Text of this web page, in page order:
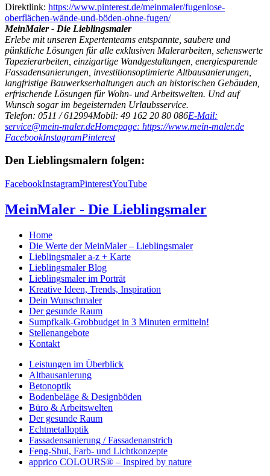
Direktlink: https://www.pinterest.de/meinmaler/fugenlose-
oberflächen-wände-und-böden-ohne-fugen/
MeinMaler - Die Lieblingsmaler
Erlebe mit unseren Expertenteams entspannte, saubere und
pünktliche Lösungen für alle exklusiven Malerarbeiten, sehenswerte
Tapezierarbeiten, einzigartige Wandgestaltungen, energiesparende
Fassadensanierungen, investitionsoptimierte Altbausanierungen,
langfristige Bauwerkserhaltungen auch an historischen Gebäuden,
erfrischende Lösungen für Wohn- und Arbeitswelten. Und auf
Wunsch sogar im begeisternden Urlaubsservice.
Telefon: 0511 / 612994Mobil: 49 162 20 80 086E-Mail:
service@mein-maler.deHomepage: https://www.mein-maler.de
FacebookInstagramPinterest
Den Lieblingsmalern folgen:
FacebookInstagramPinterestYouTube
MeinMaler - Die Lieblingsmaler
Home
Die Werte der MeinMaler – Lieblingsmaler
Lieblingsmaler a-z + Karte
Lieblingsmaler Blog
Lieblingsmaler im Porträt
Kreative Ideen, Trends, Inspiration
Dein Wunschmaler
Der gesunde Raum
Sumpfkalk-Grobbudget in 3 Minuten ermitteln!
Stellenangebote
Kontakt
Leistungen im Überblick
Altbausanierung
Betonoptik
Bodenbeläge & Designböden
Büro & Arbeitswelten
Der gesunde Raum
Echtmetalloptik
Fassadensanierung / Fassadenanstrich
Feng-Shui, Farb- und Lichtkonzepte
apprico COLOURS® – Inspired by nature